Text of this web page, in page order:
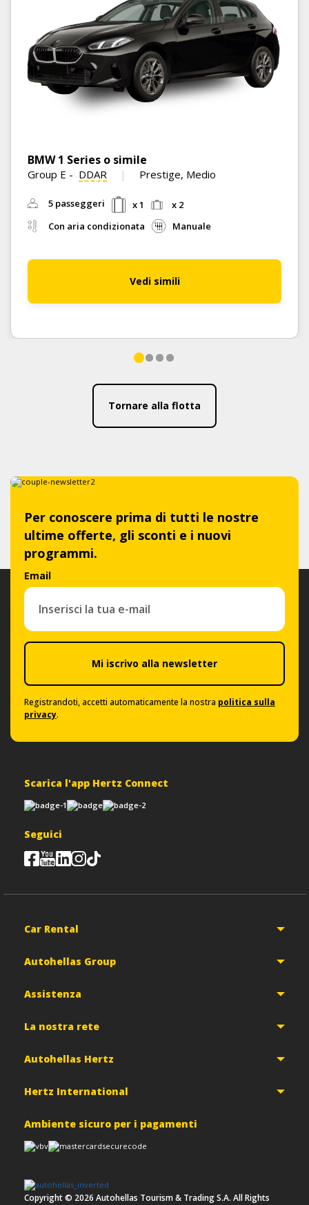
BMW 1 Series o simile
Group E - DDAR Prestige, Medio
5 passeggeri x 1
x 2
Con aria condizionata
Manuale
Vedi simili
Tornare alla flotta
Per conoscere prima di tutti le nostre
ultime offerte, gli sconti e i nuovi
programmi.
Email
Mi iscrivo alla newsletter
Registrandoti, accetti automaticamente la nostra politica sulla
privacy.
Scarica l'app Hertz Connect
Seguici
Car Rental
Autohellas Group
Assistenza
La nostra rete
Autohellas Hertz
Hertz International
Ambiente sicuro per i pagamenti
Copyright © 2026 Autohellas Tourism & Trading S.A. All Rights